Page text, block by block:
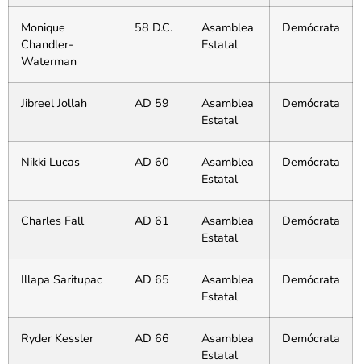
Monique
Chandler-
Waterman
58 D.C.
Asamblea
Estatal
Demócrata
Jibreel Jollah AD 59
Asamblea
Estatal
Demócrata
Nikki Lucas AD 60
Asamblea
Estatal
Demócrata
Charles Fall AD 61
Asamblea
Estatal
Demócrata
Illapa Saritupac AD 65
Asamblea
Estatal
Demócrata
Ryder Kessler AD 66
Asamblea
Estatal
Demócrata